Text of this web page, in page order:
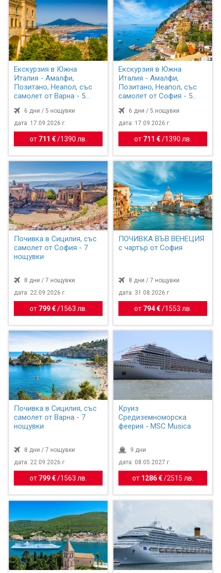
Екскурзия в Южна
Италия - Амалфи,
Позитано, Неапол, със
самолет от Варна - 5
6 дни / 5 нощувки
дата: 17.09.2026 г.
от 711 € / 1390 лв.
Екскурзия в Южна
Италия - Амалфи,
Позитано, Неапол, със
самолет от София - 5
6 дни / 5 нощувки
дата: 17.09.2026 г.
от 711 €/ 1390 лв.
Почивка в Сицилия, със
самолет от София - 7
нощувки
8 дни / 7 нощувки
дата: 22.09.2026 г.
от 799 € / 1563 лв.
ПОЧИВКА ВЪВ ВЕНЕЦИЯ
с чартър от София
8 дни / 7 нощувки
дата: 31.08.2026 г.
от 794 €/ 1553 лв.
Почивка в Сицилия, със
самолет от Варна - 7
нощувки
8 дни / 7 нощувки
дата: 22.09.2026 г.
от 799 € / 1563 лв.
Круиз
Средиземноморска
феерия - MSC Musica
9 дни
дата: 08.05.2027 г.
от 1286 €/2515 лв.